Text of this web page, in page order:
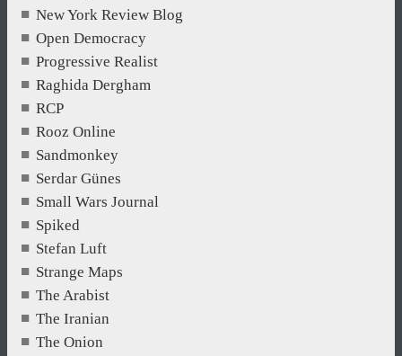
New York Review Blog
Open Democracy
Progressive Realist
Raghida Dergham
RCP
Rooz Online
Sandmonkey
Serdar Günes
Small Wars Journal
Spiked
Stefan Luft
Strange Maps
The Arabist
The Iranian
The Onion